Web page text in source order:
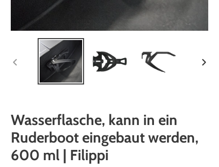
VORHERIGER
Wasserflasche, kann in ein
Ruderboot eingebaut werden,
600 ml | Filippi